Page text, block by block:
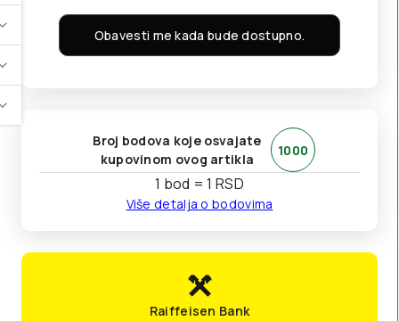
Obavesti me kada bude dostupno.
Broj bodova koje osvajate
kupovinom ovog artikla
1000
1 bod = 1 RSD
Više detalja o bodovima
Raiffeisen Bank